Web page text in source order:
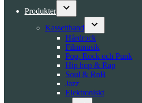
Produkter
Open
dropdown
menu
Kassettband
Open
dropdown
menu
Hårdrock
Filmmusik
Pop, Rock och Punk
Hip hop & Rap
Soul & RnB
Jazz
Elektroniskt